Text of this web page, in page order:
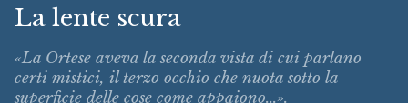
La lente scura
«La Ortese aveva la seconda vista di cui parlano
certi mistici, il terzo occhio che nuota sotto la
superficie delle cose come appaiono...».